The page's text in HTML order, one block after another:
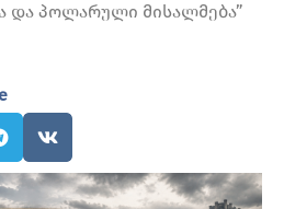
და პოლარული მისალმება”